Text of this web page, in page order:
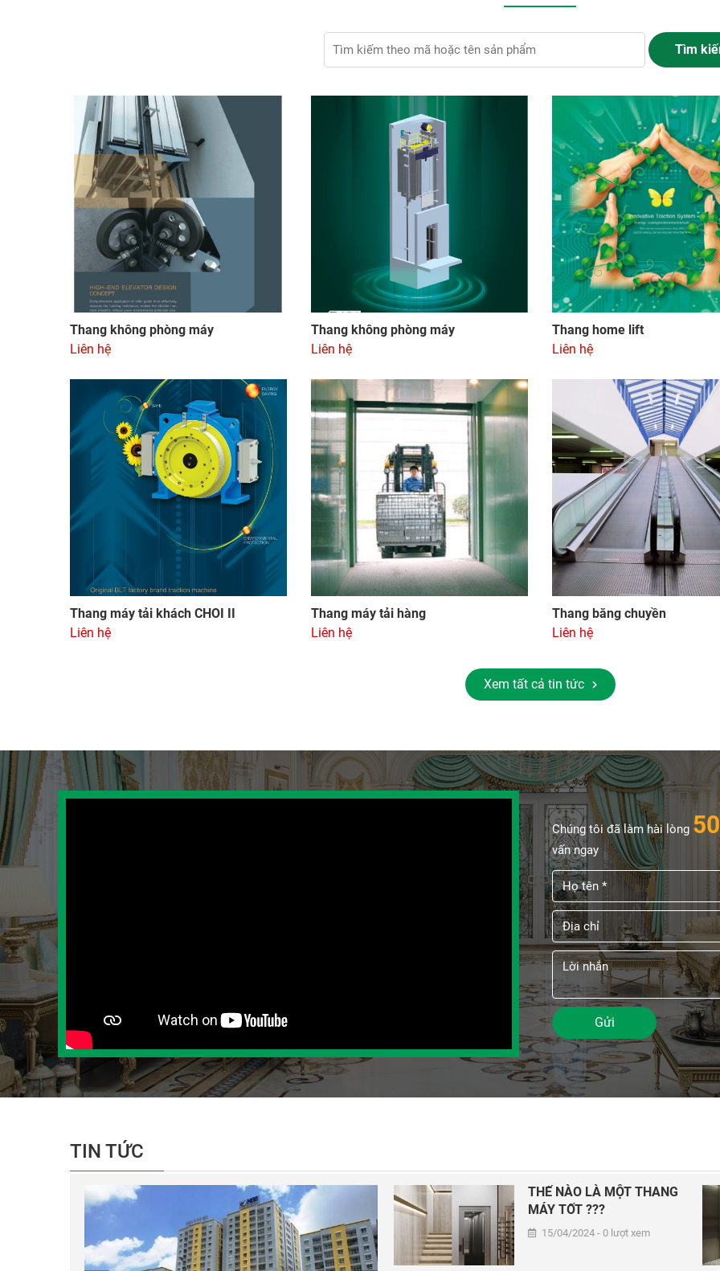
Tìm
Thang không phòng máy
Liên hệ
Thang không phòng máy
Liên hệ
Thang home lift
Liên hệ
Thang máy tải khách CHOI II
Liên hệ
Thang máy tải hàng
Liên hệ
Thang băng chuyền
Liên hệ
Xem tất cả tin tức
Chúng tôi đã làm hài lòng
vấn ngay
Gửi
TIN TỨC
THẾ NÀO LÀ MỘT THANG
MÁY TỐT ???
15/04/2024 - 0 lượt xem